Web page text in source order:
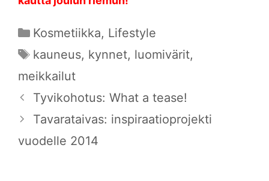
Kategoriat
Kosmetiikka, Lifestyle
Avainsanat
kauneus, kynnet, luomivärit,
meikkailut
Tyvikohotus: What a tease!
Tavarataivas: inspiraatioprojekti
vuodelle 2014